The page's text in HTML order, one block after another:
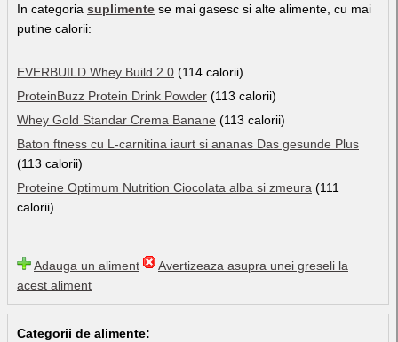
In categoria suplimente se mai gasesc si alte alimente, cu mai
putine calorii:
EVERBUILD Whey Build 2.0 (114 calorii)
ProteinBuzz Protein Drink Powder (113 calorii)
Whey Gold Standar Crema Banane (113 calorii)
Baton ftness cu L-carnitina iaurt si ananas Das gesunde Plus
(113 calorii)
Proteine Optimum Nutrition Ciocolata alba si zmeura (111
calorii)
Adauga un aliment
Avertizeaza asupra unei greseli la
acest aliment
Categorii de alimente: